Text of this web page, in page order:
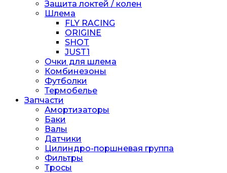
Защита локтей / колен
Шлема
FLY RACING
ORIGINE
SHOT
JUST1
Очки для шлема
Комбинезоны
Футболки
Термобелье
Запчасти
Амортизаторы
Баки
Валы
Датчики
Цилиндро-поршневая группа
Фильтры
Тросы